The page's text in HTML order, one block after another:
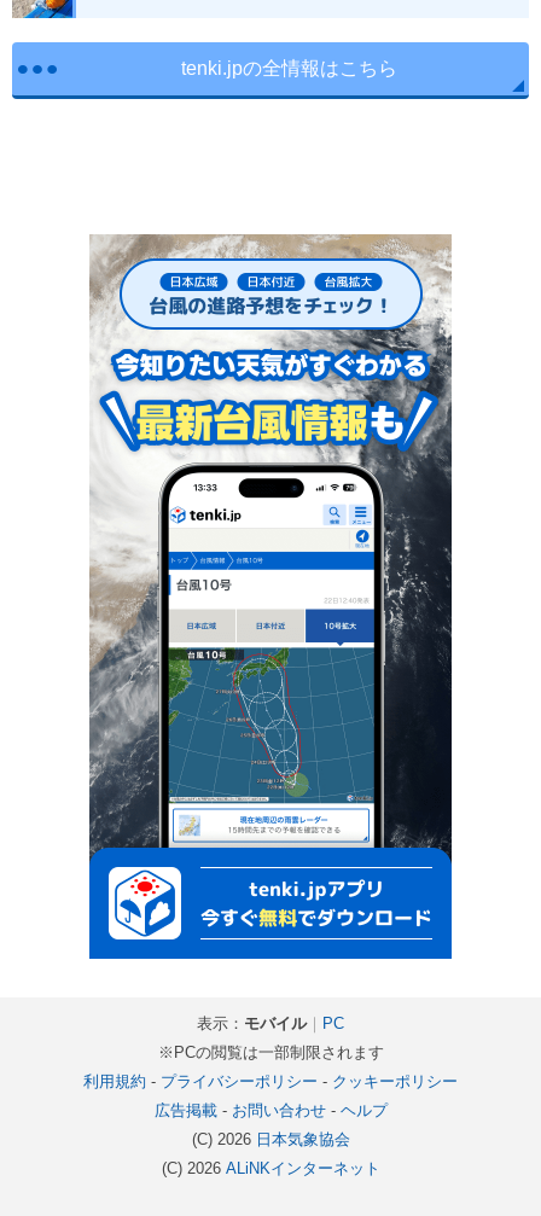
tenki.jpの全情報はこちら
表示： モバイル｜ PC
※PCの閲覧は一部制限されます
利用規約 - プライバシーポリシー - クッキーポリシー
広告掲載- お問い合わせ- ヘルプ
(C) 2026 日本気象協会
(C) 2026 ALiNKインターネット